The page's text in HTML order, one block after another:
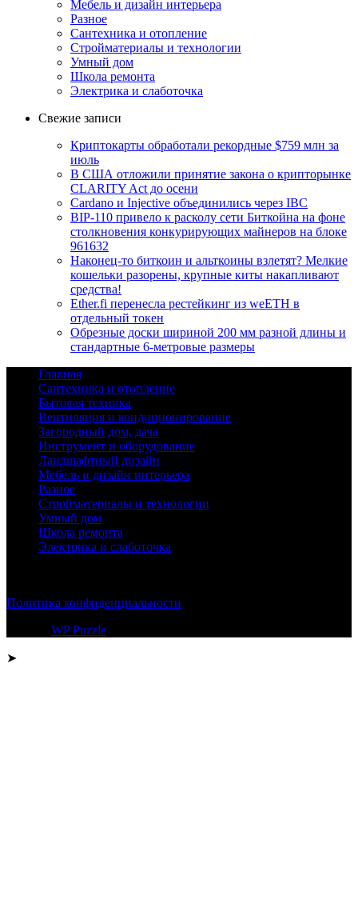
Мебель и дизайн интерьера
Разное
Сантехника и отопление
Стройматериалы и технологии
Умный дом
Школа ремонта
Электрика и слаботочка
Свежие записи
Криптокарты обработали рекордные $759 млн за
июль
В США отложили принятие закона о крипторынке
CLARITY Act до осени
Cardano и Injective объединились через IBC
BIP-110 привело к расколу сети Биткойна на фоне
столкновения конкурирующих майнеров на блоке
961632
Наконец-то биткоин и альткоины взлетят? Мелкие
кошельки разорены, крупные киты накапливают
средства!
Ether.fi перенесла рестейкинг из weETH в
отдельный токен
Обрезные доски шириной 200 мм разной длины и
стандартные 6-метровые размеры
Главная
Сантехника и отопление
Бытовая техника
Вентиляция и кондиционирование
Загородный дом, дача
Инструмент и оборудование
Ландшафтный дизайн
Мебель и дизайн интерьера
Разное
Стройматериалы и технологии
Умный дом
Школа ремонта
Электрика и слаботочка
Политика конфиденциальности
WP Puzzle
➤